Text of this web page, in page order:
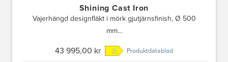
Shining Cast Iron
Vajerhängd designfläkt i mörk gjutjärnsfinish, Ø 500
mm...
43 995,00 kr Produktdatablad